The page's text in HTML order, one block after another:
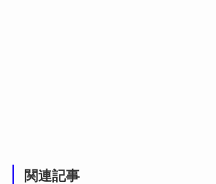
関連記事